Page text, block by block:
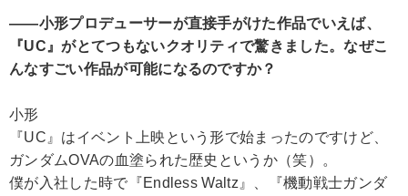
――小形プロデューサーが直接手がけた作品でいえば、
『UC』がとてつもないクオリティで驚きました。なぜこ
んなすごい作品が可能になるのですか？
小形
『UC』はイベント上映という形で始まったのですけど、
ガンダムOVAの血塗られた歴史というか（笑）。
僕が入社した時で『Endless Waltz』、『機動戦士ガンダ